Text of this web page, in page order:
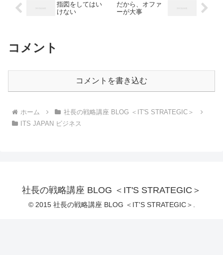
指図をしてはい
けない
だから、オファ
ーが大事
コメント
コメントを書き込む
ホーム
社長の戦略講座 BLOG ＜IT'S STRATEGIC＞
ITS JAPAN ビジネス
社長の戦略講座 BLOG ＜IT'S STRATEGIC＞
© 2015 社長の戦略講座 BLOG ＜IT'S STRATEGIC＞.